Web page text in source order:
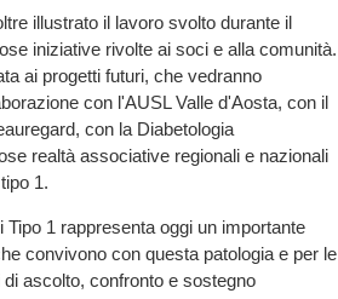
illustrato il lavoro svolto durante il
iniziative rivolte ai soci e alla comunità.
ai progetti futuri, che vedranno
con l'AUSL Valle d'Aosta, con il
con la Diabetologia
realtà associative regionali e nazionali
1.
1 rappresenta oggi un importante
convivono con questa patologia e per le
ascolto, confronto e sostegno